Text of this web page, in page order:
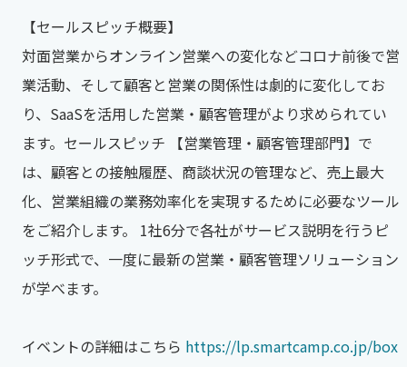
【セールスピッチ概要】
対面営業からオンライン営業への変化などコロナ前後で営
業活動、そして顧客と営業の関係性は劇的に変化してお
り、SaaSを活用した営業・顧客管理がより求められてい
ます。セールスピッチ 【営業管理・顧客管理部門】で
は、顧客との接触履歴、商談状況の管理など、売上最大
化、営業組織の業務効率化を実現するために必要なツール
をご紹介します。 1社6分で各社がサービス説明を行うピ
ッチ形式で、一度に最新の営業・顧客管理ソリューション
が学べます。
イベントの詳細はこちら https://lp.smartcamp.co.jp/box